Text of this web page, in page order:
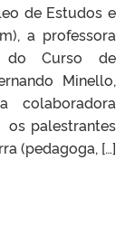
de Estudos e
a professora
do Curso de
Minello,
colaboradora
os palestrantes
(pedagoga, […]